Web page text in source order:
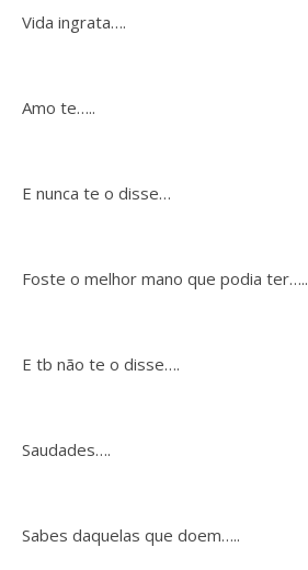
Vida ingrata….
Amo te…..
E nunca te o disse…
Foste o melhor mano que podia ter…..
E tb não te o disse….
Saudades….
Sabes daquelas que doem…..